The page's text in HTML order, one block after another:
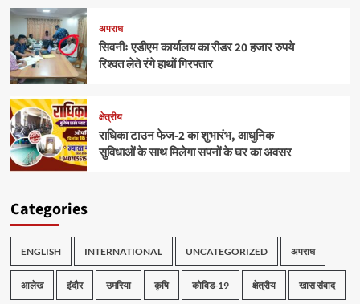
अपराध
सिवनीः एडीएम कार्यालय का रीडर 20 हजार रुपये
रिश्वत लेते रंगे हाथों गिरफ्तार
क्षेत्रीय
राधिका टाउन फेज-2 का शुभारंभ, आधुनिक
सुविधाओं के साथ मिलेगा सपनों के घर का अवसर
Categories
ENGLISH INTERNATIONAL UNCATEGORIZED अपराध
आलेख इंदौर उमरिया कृषि कोविड-19 क्षेत्रीय खास संवाद